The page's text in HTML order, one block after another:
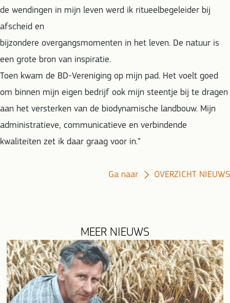
de wendingen in mijn leven werd ik ritueelbegeleider bij
afscheid en
bijzondere overgangsmomenten in het leven. De natuur is
een grote bron van inspiratie.
Toen kwam de BD-Vereniging op mijn pad. Het voelt goed
om binnen mijn eigen bedrijf ook mijn steentje bij te dragen
aan het versterken van de biodynamische landbouw. Mijn
administratieve, communicatieve en verbindende
kwaliteiten zet ik daar graag voor in.”
Ga naar OVERZICHT NIEUWS
MEER NIEUWS